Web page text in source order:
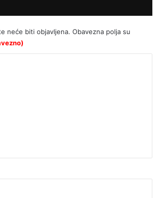
u Zagrebu upropastio
za djecu
neće biti objavljena. Obavezna polja su